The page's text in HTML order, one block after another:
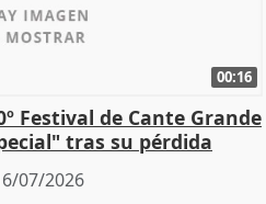
00:16
Festival de Cante Grande
tras su pérdida
07/2026